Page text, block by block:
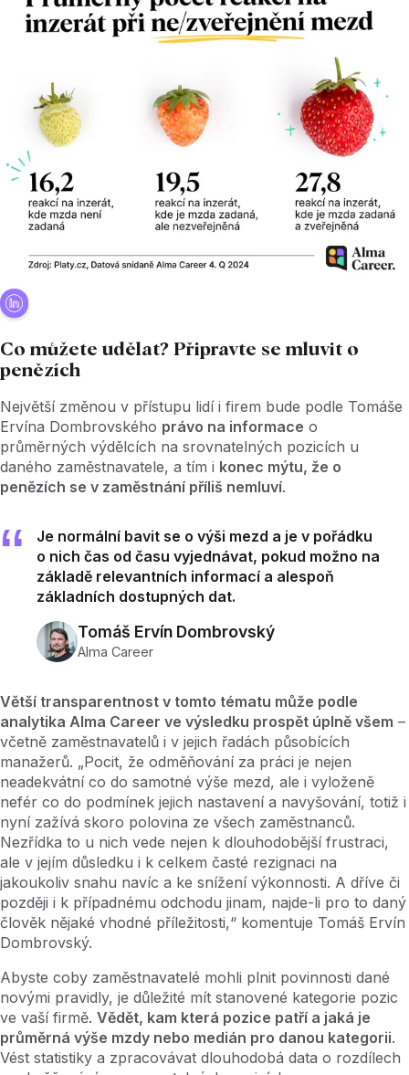
Co můžete udělat? Připravte se mluvit o
penězích
Největší změnou v přístupu lidí i firem bude podle Tomáše
Ervína Dombrovského právo na informace o
průměrných výdělcích na srovnatelných pozicích u
daného zaměstnavatele, a tím i konec mýtu, že o
penězích se v zaměstnání příliš nemluví.
Je normální bavit se o výši mezd a je v pořádku
o nich čas od času vyjednávat, pokud možno na
základě relevantních informací a alespoň
základních dostupných dat.
Tomáš Ervín Dombrovský
Alma Career
Větší transparentnost v tomto tématu může podle
analytika Alma Career ve výsledku prospět úplně všem –⁠⁠⁠⁠⁠⁠
včetně zaměstnavatelů i v jejich řadách působících
manažerů. „Pocit, že odměňování za práci je nejen
neadekvátní co do samotné výše mezd, ale i vyloženě
nefér co do podmínek jejich nastavení a navyšování, totiž i
nyní zažívá skoro polovina ze všech zaměstnanců.
Nezřídka to u nich vede nejen k dlouhodobější frustraci,
ale v jejím důsledku i k celkem časté rezignaci na
jakoukoliv snahu navíc a ke snížení výkonnosti. A dříve či
později i k případnému odchodu jinam, najde-li pro to daný
člověk nějaké vhodné příležitosti,“ komentuje Tomáš Ervín
Dombrovský.
Abyste coby zaměstnavatelé mohli plnit povinnosti dané
novými pravidly, je důležité mít stanovené kategorie pozic
ve vaší firmě. Vědět, kam která pozice patří a jaká je
průměrná výše mzdy nebo medián pro danou kategorii.
Vést statistiky a zpracovávat dlouhodobá data o rozdílech